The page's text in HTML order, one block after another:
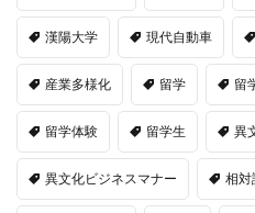
漢陽大学 現代自動車
産業多様化 留学 留
留学体験 留学生 異
異文化ビジネスマナー 相対